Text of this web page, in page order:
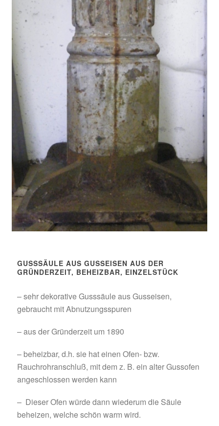
GUSSSÄULE AUS GUSSEISEN AUS DER
GRÜNDERZEIT, BEHEIZBAR, EINZELSTÜCK
– sehr dekorative Gusssäule aus Gusseisen,
gebraucht mit Abnutzungsspuren
– aus der Gründerzeit um 1890
– beheizbar, d.h. sie hat einen Ofen- bzw.
Rauchrohranschluß, mit dem z. B. ein alter Gussofen
angeschlossen werden kann
– Dieser Ofen würde dann wiederum die Säule
beheizen, welche schön warm wird.